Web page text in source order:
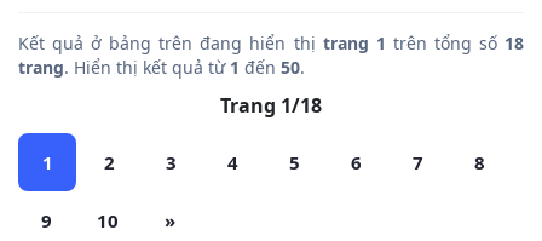
Kết quả ở bảng trên đang hiển thị trang 1 trên tổng số 18
trang. Hiển thị kết quả từ 1 đến 50.
Trang 1/18
1 2 3 4 5 6 7 8
9 10 »